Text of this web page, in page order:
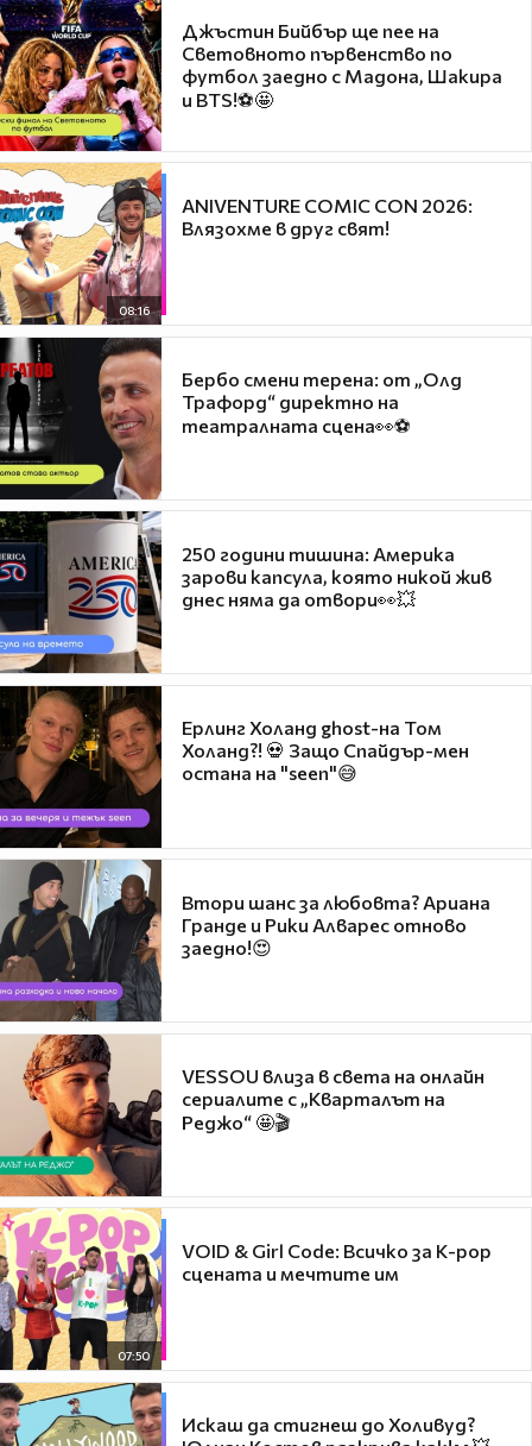
Джъстин Бийбър ще пее на
Световното първенство по
футбол заедно с Мадона, Шакира
и BTS!⚽🤩
08:16
ANIVENTURE COMIC CON 2026:
Влязохме в друг свят!
Бербо смени терена: от „Олд
Трафорд“ директно на
театралната сцена👀⚽
250 години тишина: Америка
зарови капсула, която никой жив
днес няма да отвори👀💥
Ерлинг Холанд ghost-на Том
Холанд?! 💀 Защо Спайдър-мен
остана на "seen"😅
Втори шанс за любовта? Ариана
Гранде и Рики Алварес отново
заедно!😍
VESSOU влиза в света на онлайн
сериалите с „Кварталът на
Реджо“ 🤩🎬
07:50
VOID & Girl Code: Всичко за K-pop
сцената и мечтите им
Искаш да стигнеш до Холивуд?